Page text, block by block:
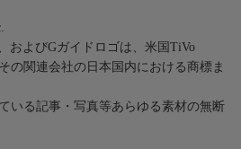
およびGガイドロゴは、米国TiVo
の関連会社の日本国内における商標ま
いる記事・写真等あらゆる素材の無断